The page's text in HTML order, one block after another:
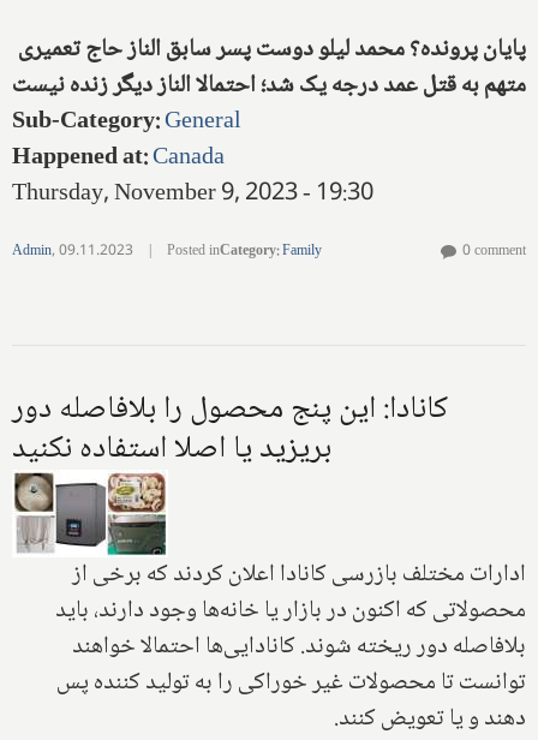
پایان پرونده؟ محمد لیلو دوست پسر سابق الناز حاج تعمیری
متهم به قتل عمد درجه یک شد؛ احتمالا الناز دیگر زنده نیست
Sub-Category:General
Happened at:Canada
Thursday, November 9, 2023 - 19:30
Admin,09.11.2023 | Posted inCategory:Family 0 comment
کانادا: این پنج محصول را بلافاصله دور
بریزید یا اصلا استفاده نکنید
ادارات مختلف بازرسی کانادا اعلان کردند که برخی از
محصولاتی که اکنون در بازار یا خانه‌ها وجود دارند، باید
بلافاصله دور ریخته شوند. کانادایی‌ها احتمالا خواهند
توانست تا محصولات غیر خوراکی را به تولید کننده پس
دهند و یا تعویض کنند.